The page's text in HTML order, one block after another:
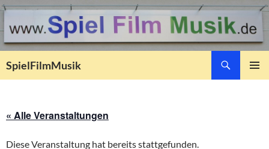
SpielFilmMusik
« Alle Veranstaltungen
Diese Veranstaltung hat bereits stattgefunden.